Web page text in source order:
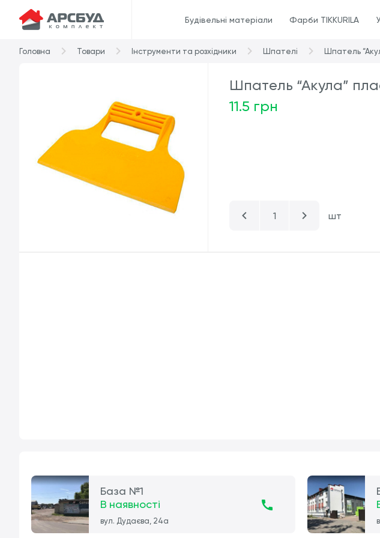
Будівельні матеріали Фарби TIKKURILA
Головна Товари Інструменти та розхідники Шпателі Шпатель
Шпатель “Акула”
11.5 грн
шт
База №1
В наявності
вул. Дудаєва, 24а